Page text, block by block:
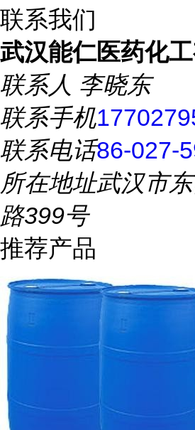
联系我们
武汉能仁医药化
联系人 李晓东
联系手机
联系电话86-027-
所在地址武汉市
路399号
推荐产品